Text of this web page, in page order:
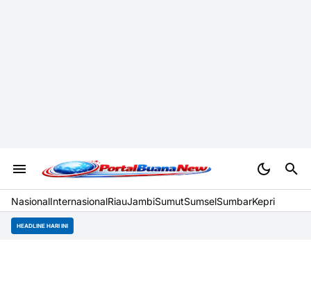
NasionalInternasionalRiauJambiSumutSumselSumbarKepri
HEADLINE HARI INI